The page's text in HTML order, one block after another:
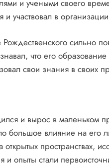
и учеными своего
участвовал в
сильно
что его
свои знания в своих
и вырос в маленьком
большое влияние на его
пространствах,
опыты стали